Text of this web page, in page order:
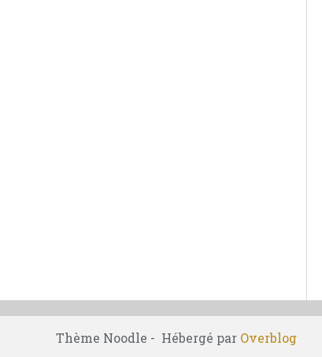
Thème Noodle - Hébergé par Overblog